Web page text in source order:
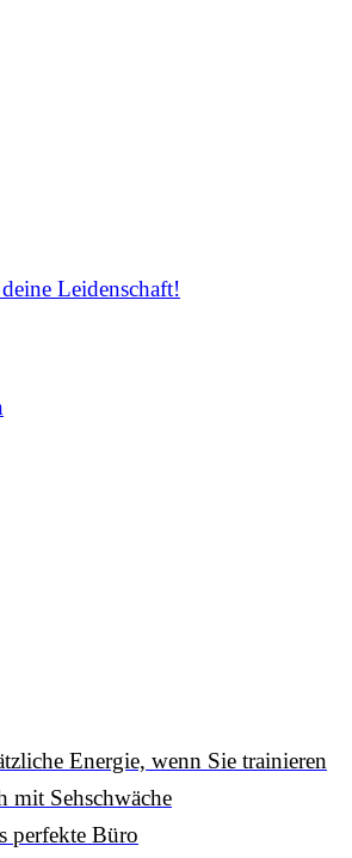
Leidenschaft!
Energie, wenn Sie trainieren
mit Sehschwäche
perfekte Büro